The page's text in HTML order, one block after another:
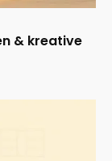
& kreative